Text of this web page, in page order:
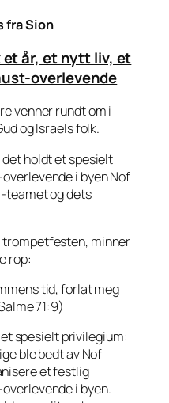
fra Sion
et år, et nytt liv, et
overlevende
venner rundt om i
og Israels folk.
det holdt et spesielt
i byen Nof
teamet og dets
trompetfesten, minner
rop:
tid, forlat meg
71:9)
spesielt privilegium:
ble bedt av Nof
et festlig
i byen.